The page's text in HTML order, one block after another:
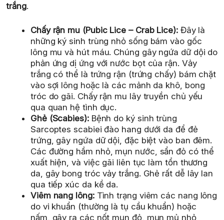
trắng.
Chấy rận mu (Pubic Lice – Crab Lice):Đây là
những ký sinh trùng nhỏ sống bám vào gốc
lông mu và hút máu. Chúng gây ngứa dữ dội do
phản ứng dị ứng với nước bọt của rận. Vảy
trắng có thể là trứng rận (trứng chấy) bám chặt
vào sợi lông hoặc là các mảnh da khô, bong
tróc do gãi. Chấy rận mu lây truyền chủ yếu
qua quan hệ tình dục.
Ghẻ (Scabies):Bệnh do ký sinh trùng
Sarcoptes scabiei đào hang dưới da để đẻ
trứng, gây ngứa dữ dội, đặc biệt vào ban đêm.
Các đường hầm nhỏ, mụn nước, sẩn đỏ có thể
xuất hiện, và việc gãi liên tục làm tổn thương
da, gây bong tróc vảy trắng. Ghẻ rất dễ lây lan
qua tiếp xúc da kề da.
Viêm nang lông:Tình trạng viêm các nang lông
do vi khuẩn (thường là tụ cầu khuẩn) hoặc
nấm, gây ra các nốt mụn đỏ, mụn mủ nhỏ